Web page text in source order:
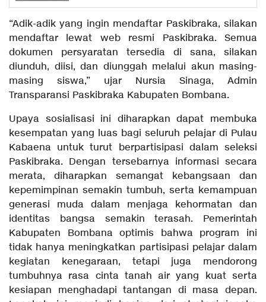
“Adik-adik yang ingin mendaftar Paskibraka, silakan
mendaftar lewat web resmi Paskibraka. Semua
dokumen persyaratan tersedia di sana, silakan
diunduh, diisi, dan diunggah melalui akun masing-
masing siswa,” ujar Nursia Sinaga, Admin
Transparansi Paskibraka Kabupaten Bombana.
Upaya sosialisasi ini diharapkan dapat membuka
kesempatan yang luas bagi seluruh pelajar di Pulau
Kabaena untuk turut berpartisipasi dalam seleksi
Paskibraka. Dengan tersebarnya informasi secara
merata, diharapkan semangat kebangsaan dan
kepemimpinan semakin tumbuh, serta kemampuan
generasi muda dalam menjaga kehormatan dan
identitas bangsa semakin terasah. Pemerintah
Kabupaten Bombana optimis bahwa program ini
tidak hanya meningkatkan partisipasi pelajar dalam
kegiatan kenegaraan, tetapi juga mendorong
tumbuhnya rasa cinta tanah air yang kuat serta
kesiapan menghadapi tantangan di masa depan.